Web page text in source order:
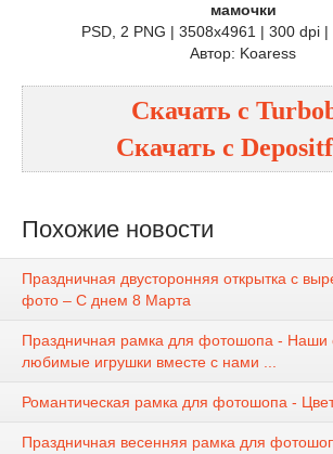
мамочки
PSD, 2 PNG | 3508x4961 | 300 dpi |
Автор: Koaress
Скачать с
Скачать с
Похожие новости
Праздничная двусторонняя открытка с
фото – С днем 8 Марта
Праздничная рамка для фотошопа - Наши
любимые игрушки вместе с нами ...
Романтическая рамка для фотошопа -
Праздничная весенняя рамка для